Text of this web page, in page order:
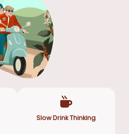
Slow Drink Thinking